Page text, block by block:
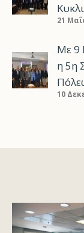
21
Με 9
η 5η
10